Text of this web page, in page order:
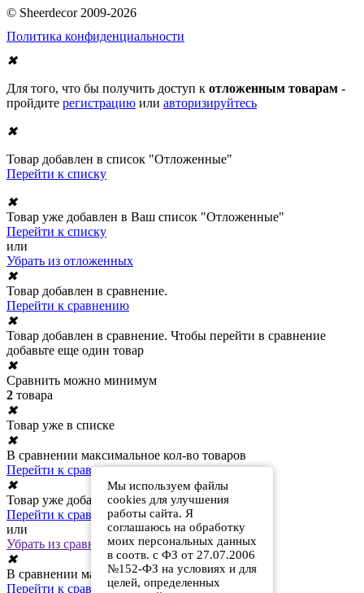
© Sheerdecor 2009-2026
Политика конфиденциальности
Мы используем файлы
cookies для улучшения
работы сайта. Я
соглашаюсь на обработку
моих персональных данных
в соотв. с ФЗ от 27.07.2006
№152-ФЗ на условиях и для
целей, определенных
✖
Для того, что бы получить доступ к отложенным товарам -
пройдите регистрацию или авторизируйтесь
✖
Товар добавлен в список "Отложенные"
Перейти к списку
✖
Товар уже добавлен в Ваш список "Отложенные"
Перейти к списку
или
Убрать из отложенных
✖
Товар добавлен в сравнение.
Перейти к сравнению
✖
Товар добавлен в сравнение. Чтобы перейти в сравнение
добавьте еще один товар
✖
Сравнить можно минимум
2 товара
✖
Товар уже в списке
✖
В сравнении максимальное кол-во товаров
Перейти к сравнению
✖
Товар уже добавлен в сравнение
Перейти к сравнению
или
Убрать из сравнения
✖
В сравнении максимальное кол-во товаров
Перейти к сравнению